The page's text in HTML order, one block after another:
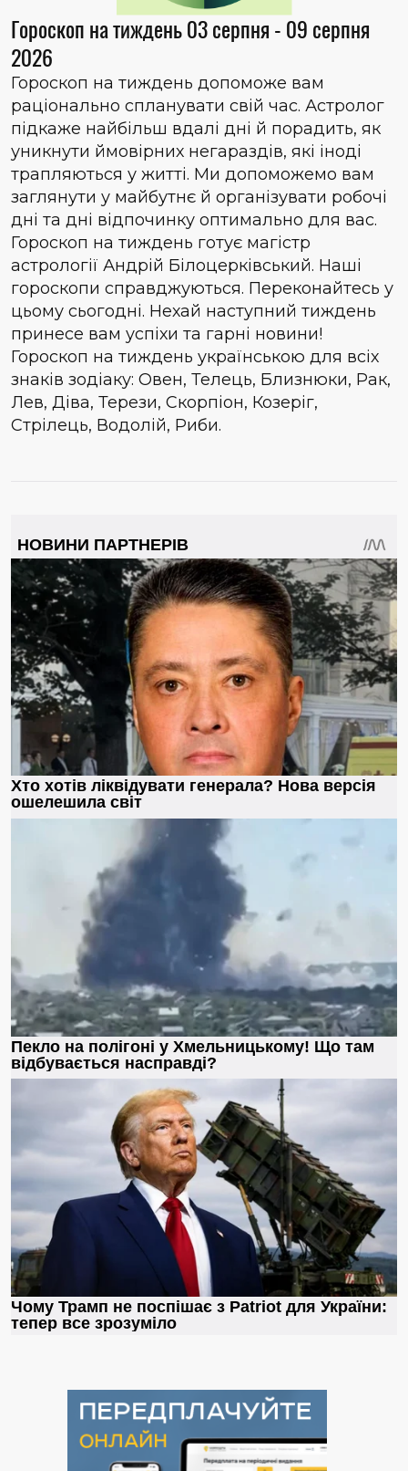
Гороскоп на тиждень 03 серпня - 09 серпня
2026
Гороскоп на тиждень допоможе вам
раціонально спланувати свій час. Астролог
підкаже найбільш вдалі дні й порадить, як
уникнути ймовірних негараздів, які іноді
трапляються у житті. Ми допоможемо вам
заглянути у майбутнє й організувати робочі
дні та дні відпочинку оптимально для вас.
Гороскоп на тиждень готує магістр
астрології Андрій Білоцерківський. Наші
гороскопи справджуються. Переконайтесь у
цьому сьогодні. Нехай наступний тиждень
принесе вам успіхи та гарні новини!
Гороскоп на тиждень українською для всіх
знаків зодіаку: Овен, Телець, Близнюки, Рак,
Лев, Діва, Терези, Скорпіон, Козеріг,
Стрілець, Водолій, Риби.